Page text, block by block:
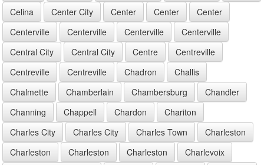
Celina
Center City Center Center
Center
Centerville
Centerville Centerville
Centerville
Central City
Central City Centre
Centreville
Centreville
Centreville Chadron
Challis
Chalmette
Chamberlain Chambersburg
Chandler
Channing
Chappell Chardon
Chariton
Charles City
Charles City Charles Town
Charleston
Charleston
Charleston Charleston
Charlevoix